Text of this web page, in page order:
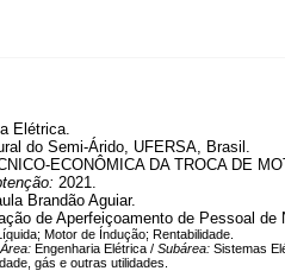
Elétrica.
do Semi-Árido, UFERSA, Brasil.
ECONÔMICA DA TROCA DE
2021.
Brandão Aguiar.
de Aperfeiçoamento de Pessoal
Motor de Índução; Rentabilidade.
Área: Engenharia Elétrica / Subárea: Sistemas
gás e outras utilidades.